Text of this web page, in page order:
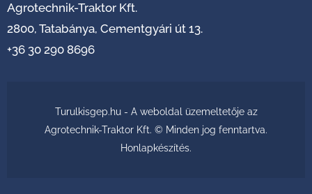
Agrotechnik-Traktor Kft.
2800, Tatabánya, Cementgyári út 13.
+36 30 290 8696
Turulkisgep.hu - A weboldal üzemeltetője az
Agrotechnik-Traktor Kft. © Minden jog fenntartva.
Honlapkészítés.